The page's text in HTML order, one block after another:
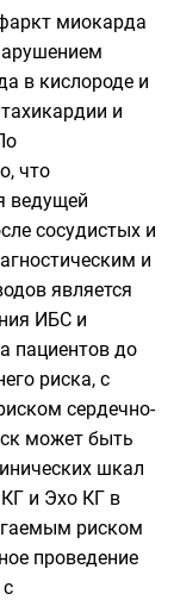
миокарда
в кислороде и
и
что
ведущей
сосудистых и
и
является
ИБС и
пациентов до
риска, с
сердечно-
может быть
шкал
и Эхо КГ в
риском
проведение